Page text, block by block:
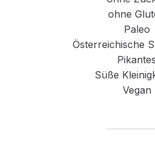
ohne
Paleo
Österreichische
Pikantes
Süße
Vegan